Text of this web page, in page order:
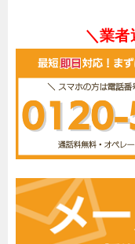
＼業